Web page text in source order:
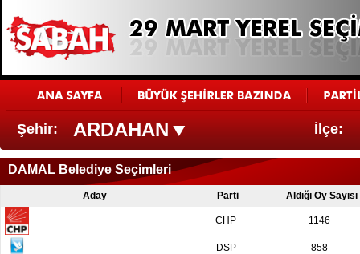
Şehir: ARDAHAN İlçe:
DAMAL Belediye Seçimleri
Aday Parti Aldığı Oy Sayısı
CHP 1146
DSP 858